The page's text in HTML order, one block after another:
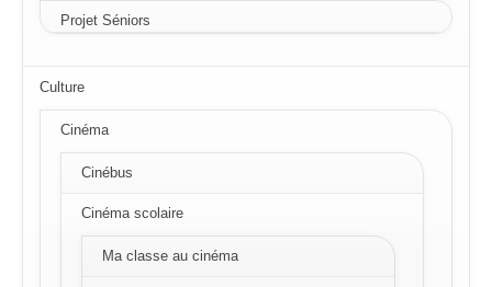
Projet Séniors
Culture
Cinéma
Cinébus
Cinéma scolaire
Ma classe au cinéma